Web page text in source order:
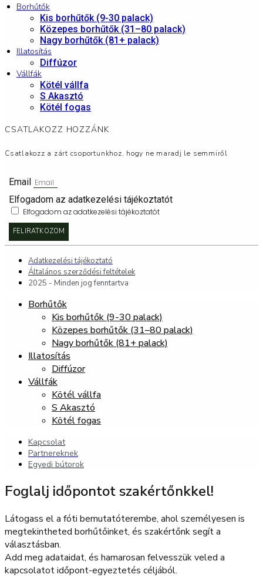
Borhűtők
Kis borhűtők (9-30 palack)
Közepes borhűtők (31–80 palack)
Nagy borhűtők (81+ palack)
Illatosítás
Diffúzor
Vállfák
Kötél vállfa
S Akasztó
Kötél fogas
CSATLAKOZZ HOZZÁNK
Csatlakozz a zárt csoportunkhoz, hogy ne maradj le semmiről
Email
Elfogadom az adatkezelési tájékoztatót
Elfogadom az adatkezelési tájékoztatót
FELIRATKOZOM
Adatkezelési tájékoztató
Általános szerződési feltételek
2025 - Minden jog fenntartva
Borhűtők
Kis borhűtők (9-30 palack)
Közepes borhűtők (31–80 palack)
Nagy borhűtők (81+ palack)
Illatosítás
Diffúzor
Vállfák
Kötél vállfa
S Akasztó
Kötél fogas
Kapcsolat
Partnereknek
Egyedi bútorok
Foglalj időpontot szakértőnkkel!
Látogass el a fóti bemutatóterembe, ahol személyesen is
megtekintheted borhűtőinket, és szakértőnk segít a
választásban.
Add meg adataidat, és hamarosan felvesszük veled a
kapcsolatot időpont-egyeztetés céljából.